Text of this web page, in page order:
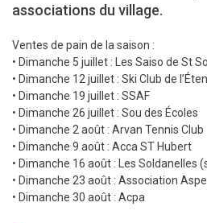
associations du village.
Ventes de pain de la saison :
• Dimanche 5 juillet : Les Saiso de St So
• Dimanche 12 juillet : Ski Club de
• Dimanche 19 juillet : SSAF
• Dimanche 26 juillet : Sou des Écoles
• Dimanche 2 août : Arvan Tennis Club
• Dimanche 9 août : Acca ST Hubert
• Dimanche 16 août : Les Soldanelles
• Dimanche 23 août : Association
• Dimanche 30 août : Acpa